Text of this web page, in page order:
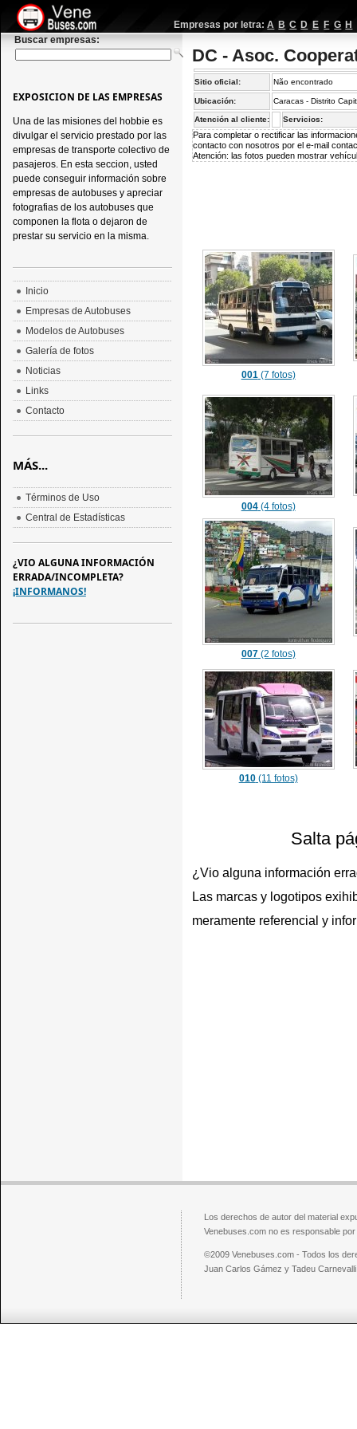
Empresas por letra: A B C D E F G H
Buscar empresas:
DC - Asoc.
Sitio oficial: Não encontrado
Ubicación: Caracas - Distrito
Atención al cliente: Servicios:
Para completar o rectificar las
contacto con nosotros por el e-mail
Atención: las fotos pueden mostrar
001(7 fotos)
004(4 fotos)
007(2 fotos)
010(11 fotos)
Salta
¿Vio alguna información
Las marcas y logotipos
meramente referencial y
EXPOSICION DE LAS EMPRESAS
Una de las misiones del hobbie es
divulgar el servicio prestado por las
empresas de transporte colectivo de
pasajeros. En esta seccion, usted
puede conseguir información sobre
empresas de autobuses y apreciar
fotografias de los autobuses que
componen la flota o dejaron de
prestar su servicio en la misma.
Inicio
Empresas de Autobuses
Modelos de Autobuses
Galería de fotos
Noticias
Links
Contacto
MÁS...
Términos de Uso
Central de Estadísticas
¿VIO ALGUNA INFORMACIÓN
ERRADA/INCOMPLETA?
¡INFORMANOS!
Los derechos de autor del material
Venebuses.com no es responsable
©2009 Venebuses.com - Todos los
Juan Carlos Gámez y Tadeu Carnevalli